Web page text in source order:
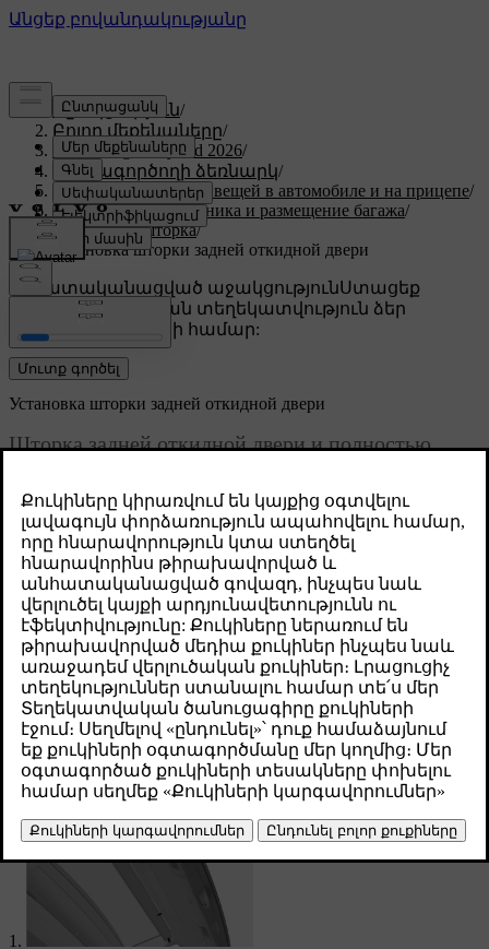
Աջակցություն/
Բոլոր մեքենաները/
XC60 Plug-in Hybrid 2026/
Օգտագործողի ձեռնարկ/
Загрузка и перевозка вещей в автомобиле и на прицепе/
Пространство багажника и размещение багажа/
Защитная шторка/
Установка шторки задней откидной двери
Անհատականացված աջակցությունՍտացեք
համապատասխան տեղեկատվություն ձեր
կոնկրետ մեքենայի համար:
Մուտք գործել
Թարմացված 04.04.2025
Установка шторки задней откидной двери
Шторка задней откидной двери и полностью
посторонних глаз вещи в багажнике.
Шторка задней откидной двери устанавливается на
внутренней стороне этой двери, непосредственно под задним
стеклом. Когда защитная шторка полностью выдвинута и
установлена шторка задней откидной двери, они полностью
закрывают пространство багажного отделения.
Устанавливая шторку задней откидной двери, следите за тем,
чтобы она была обращена соответствующей стороной вверх.
Та сторона шторки, на которой видны головки винтов,
должна быть обращена вниз.
Установка шторки задней откидной двери